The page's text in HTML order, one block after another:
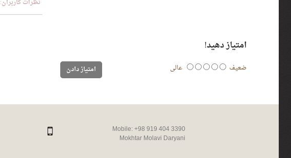
نظرات کاربران:
امتیاز دهید!
ضعیف عالی
Mobile: +98 919 404 3390
Mokhtar Molavi Daryani